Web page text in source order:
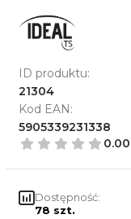
ID produktu:
21304
Kod EAN:
5905339231338
0.00
Dostępność:
78 szt.